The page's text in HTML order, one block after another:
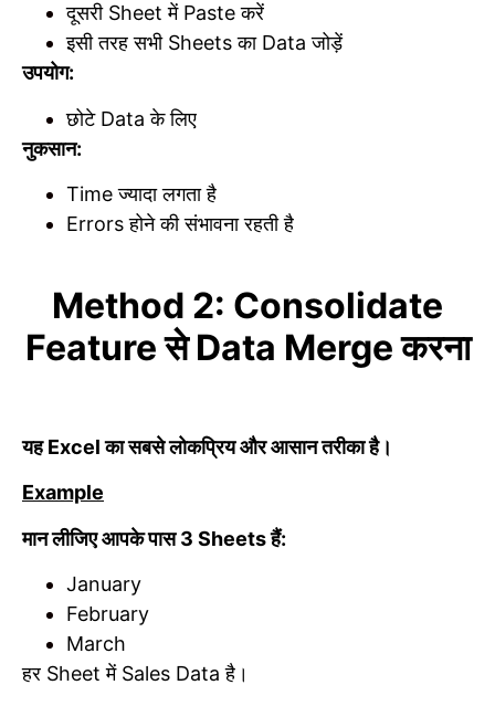
दूसरी Sheet में Paste करें
इसी तरह सभी Sheets का Data जोड़ें
उपयोग:
छोटे Data के लिए
नुकसान:
Time ज्यादा लगता है
Errors होने की संभावना रहती है
Method 2: Consolidate
Feature से Data Merge करना
यह Excel का सबसे लोकप्रिय और आसान तरीका है।
Example
मान लीजिए आपके पास 3 Sheets हैं:
January
February
March
हर Sheet में Sales Data है।